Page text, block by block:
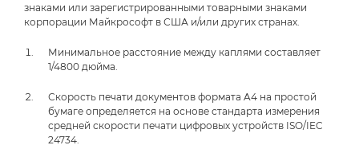
знаками или зарегистрированными товарными знаками
корпорации Майкрософт в США и/или других странах.
Минимальное расстояние между каплями составляет
1/4800 дюйма.
Скорость печати документов формата A4 на простой
бумаге определяется на основе стандарта измерения
средней скорости печати цифровых устройств ISO/IEC
24734.